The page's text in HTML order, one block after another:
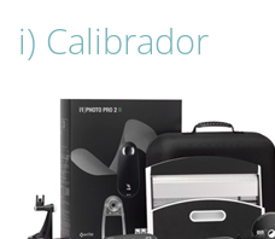
i) Calibrador